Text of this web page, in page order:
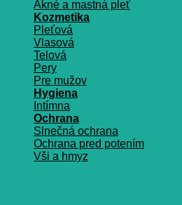
Akné a mastná pleť
Kozmetika
Pleťová
Vlasová
Telová
Pery
Pre mužov
Hygiena
Intímna
Ochrana
Slnečná ochrana
Ochrana pred potením
Vši a hmyz